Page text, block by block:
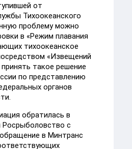
от
Тихоокеанского
проблему можно
в «Режим плавания
тихоокеанское
«Извещений
такое решение
по представлению
органов
обратилась в
Росрыболовство с
в Минтранс